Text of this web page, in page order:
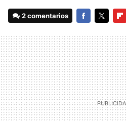
2 comentarios